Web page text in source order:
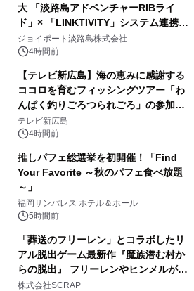
大 「淡路島アドベンチャーRIBライ
ド」× 「LINKTIVITY」システム連携を
開始！
ジョイポート淡路島株式会社
4時間前
【テレビ新広島】海の恵みに感謝する
ココロを育むフィッシングツアー「わ
んぱく釣りごろつられごろ」の参加小
学生を募集
テレビ新広島
4時間前
推しパフェ総選挙を初開催！「Find
Your Favorite ～秋のパフェ食べ放題
～」
福岡サンパレス ホテル＆ホール
5時間前
「葬送のフリーレン」とコラボしたリ
アル脱出ゲーム最新作『魔族潜む村か
らの脱出』 フリーレンやヒンメルが武
器を手に魔族を見据える描き下ろしメ
株式会社SCRAP